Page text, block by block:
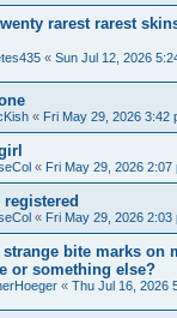
rarest rarest
« Sun Jul 12, 2026
« Fri May 29, 2026 3:42
« Fri May 29, 2026 2:07
registered
« Fri May 29, 2026 2:03
bite marks on
or something else?
« Thu Jul 16, 2026